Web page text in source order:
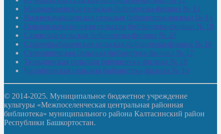
Малокачаковская сельская библиотека-филиал № 12
Нижнекачмашевская сельская библиотека-филиал № 14
Новокильбахтинская сельская библиотека-филиал № 19
Сазовская сельская библиотека-филиал № 20
Староорьебашевская сельская библиотека-филиал № 16
Старояшевская сельская библиотека-филиал № 17
Тюльдинская сельская библиотека-филиал № 18
Чилибеевская сельская библиотека-филиал № 10
© 2014-2025. Муниципальное бюджетное учреждение
культуры «Межпоселенческая центральная районная
библиотека» муниципального района Калтасинский район
Республики Башкортостан.